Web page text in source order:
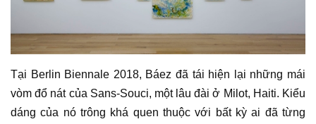
Tại Berlin Biennale 2018, Báezđã tái hiện lại những mái
vòm đổ nát của Sans-Souci, một lâu đài ở Milot, Haiti. Kiểu
dáng của nó trông khá quen thuộc với bất kỳ ai đã từng